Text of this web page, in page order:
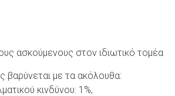
ασκούμενους στον ιδιωτικό τομέα
βαρύνεται με τα ακόλουθα:
κινδύνου: 1%,